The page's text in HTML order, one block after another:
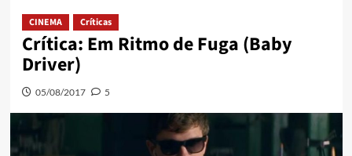
CINEMA Críticas
Crítica: Em Ritmo de Fuga (Baby
Driver)
05/08/2017 5